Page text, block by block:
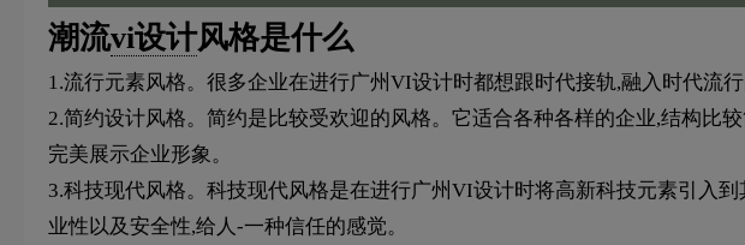
潮流vi设计风格是什么
1.流行元素风格。很多企业在进行广州VI设计时都想跟时代接轨,融入时代流
2.简约设计风格。简约是比较受欢迎的风格。它适合各种各样的企业,结构比
完美展示企业形象。
3.科技现代风格。科技现代风格是在进行广州VI设计时将高新科技元素引入
业性以及安全性,给人-一种信任的感觉。